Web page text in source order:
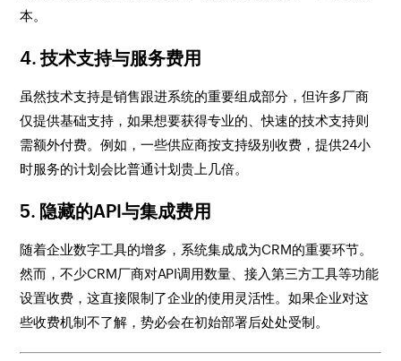
本。
4.技术支持与服务费用
虽然技术支持是销售跟进系统的重要组成部分，但许多厂商
仅提供基础支持，如果想要获得专业的、快速的技术支持则
需额外付费。例如，一些供应商按支持级别收费，提供24小
时服务的计划会比普通计划贵上几倍。
5. 隐藏的API与集成费用
随着企业数字工具的增多，系统集成成为CRM的重要环节。
然而，不少CRM厂商对API调用数量、接入第三方工具等功能
设置收费，这直接限制了企业的使用灵活性。如果企业对这
些收费机制不了解，势必会在初始部署后处处受制。